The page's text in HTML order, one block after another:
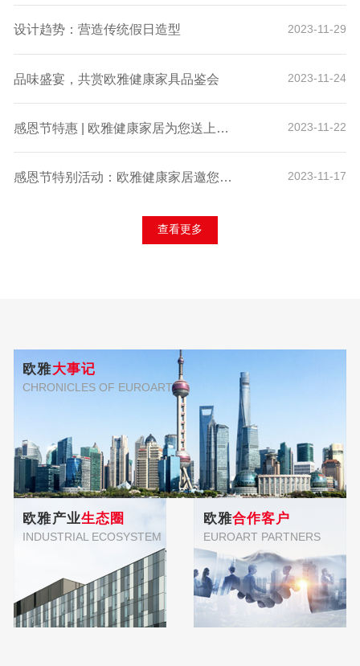
设计趋势：营造传统假日造型 2023-11-29
品味盛宴，共赏欧雅健康家具品鉴会 2023-11-24
感恩节特惠 | 欧雅健康家居为您送上诚挚的感谢与独家折扣！ 2023-11-22
感恩节特别活动：欧雅健康家居邀您体验科技舒适，赢取专属好礼！ 2023-11-17
查看更多
欧雅大事记
CHRONICLES OF EUROART
欧雅产业生态圈
INDUSTRIAL ECOSYSTEM
欧雅合作客户
EUROART PARTNERS